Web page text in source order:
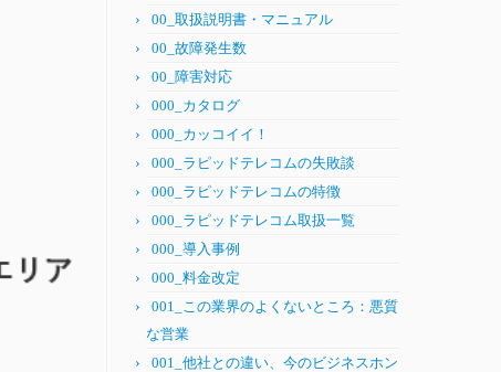
00_取扱説明書・マニュアル
00_故障発生数
00_障害対応
000_カタログ
000_カッコイイ！
000_ラピッドテレコムの失敗談
000_ラピッドテレコムの特徴
000_ラピッドテレコム取扱一覧
000_導入事例
000_料金改定
001_この業界のよくないところ：悪質
な営業
001_他社との違い、今のビジネスホン